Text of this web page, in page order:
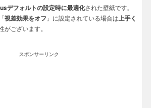
デフォルトの設定時に最適化された壁紙です。
視差効果をオフ 」に設定されている場合は上手く
がございます。
スポンサーリンク